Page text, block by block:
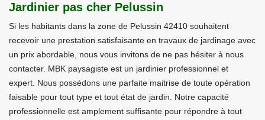
Jardinier pas cher Pelussin
Si les habitants dans la zone de Pelussin 42410 souhaitent
recevoir une prestation satisfaisante en travaux de jardinage avec
un prix abordable, nous vous invitons de ne pas hésiter à nous
contacter. MBK paysagiste est un jardinier professionnel et
expert. Nous possédons une parfaite maitrise de toute opération
faisable pour tout type et tout état de jardin. Notre capacité
professionnelle est amplement suffisante pour répondre à tout